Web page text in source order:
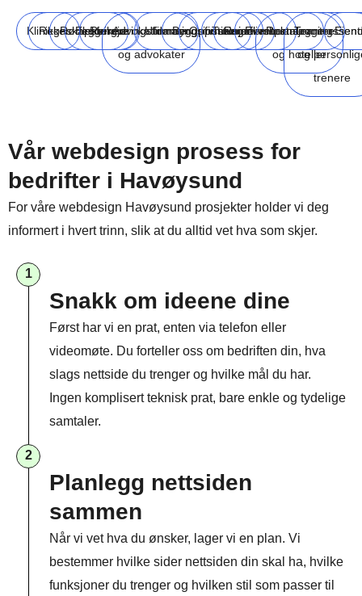
Klinikker
Regnskapsførere
Rørleggere
Elektrikere
Rengjøringsfirmaer
Advokatfirmaer
og advokater
Utdanningsinstitusjoner
Byggefirmaer
Oppussingsfirmaer
Turisme
Reiselivsbransjen
Eventplanleggere
Restauranter
og hoteller
og
trenere
Vår webdesign prosess for
bedrifter i Havøysund
For våre webdesign Havøysund prosjekter holder vi deg
informert i hvert trinn, slik at du alltid vet hva som skjer.
1
Snakk om ideene dine
Først har vi en prat, enten via telefon eller
videomøte. Du forteller oss om bedriften din, hva
slags nettside du trenger og hvilke mål du har.
Ingen komplisert teknisk prat, bare enkle og tydelige
samtaler.
2
Planlegg nettsiden
sammen​
Når vi vet hva du ønsker, lager vi en plan. Vi
bestemmer hvilke sider nettsiden din skal ha, hvilke
funksjoner du trenger og hvilken stil som passer til